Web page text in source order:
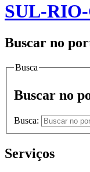
SUL-
Buscar no
Busca
Buscar no
Busca:
Serviços